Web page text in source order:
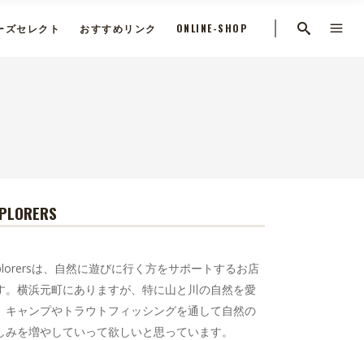
ズセレクト おすすめリンク ONLINE-SHOP
は、自然に遊びに行く方をサポートするお店
。横浜元町にありますが、特に山と川の自然を愛
キャンプやトラウトフィッシングを通して自然の
みを増やしていって欲しいと思っています。